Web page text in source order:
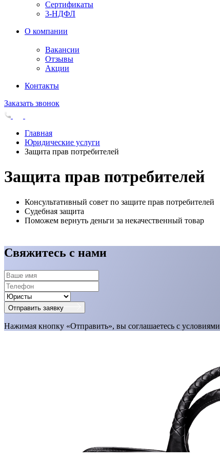
Сертификаты
3-НДФЛ
О компании
Вакансии
Отзывы
Акции
Контакты
Заказать звонок
Главная
Юридические услуги
Защита прав потребителей
Защита прав потребителей
Консультативный совет по защите прав потребителей
Судебная защита
Поможем вернуть деньги за некачественный товар
Свяжитесь с нами
Отправить заявку
Нажимая кнопку «Отправить», вы соглашаетесь с условиями